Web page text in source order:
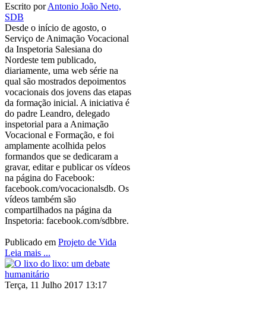
Escrito porAntonio João Neto,
SDB
Desde o início de agosto, o
Serviço de Animação Vocacional
da Inspetoria Salesiana do
Nordeste tem publicado,
diariamente, uma web série na
qual são mostrados depoimentos
vocacionais dos jovens das etapas
da formação inicial. A iniciativa é
do padre Leandro, delegado
inspetorial para a Animação
Vocacional e Formação, e foi
amplamente acolhida pelos
formandos que se dedicaram a
gravar, editar e publicar os vídeos
na página do Facebook:
facebook.com/vocacionalsdb. Os
vídeos também são
compartilhados na página da
Inspetoria: facebook.com/sdbbre.
Publicado em Projeto de Vida
Leia mais ...
Terça, 11 Julho 2017 13:17